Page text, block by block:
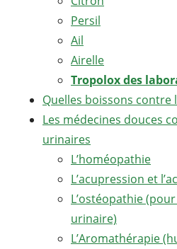
Persil
Ail
Airelle
Tropolox des
Quelles boissons contre
Les médecines douces
urinaires
L’homéopathie
L’acupression et
L’ostéopathie
urinaire)
L’Aromathérapie